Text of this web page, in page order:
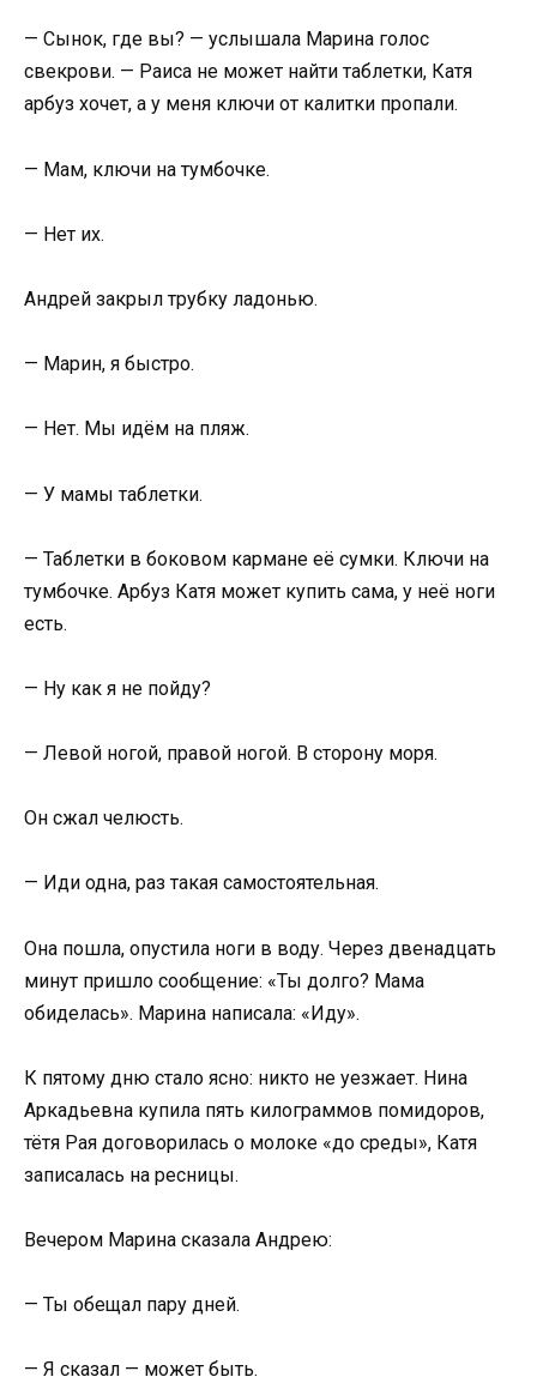
— Сынок, где вы? — услышала Марина голос
свекрови. — Раиса не может найти таблетки, Катя
арбуз хочет, а у меня ключи от калитки пропали.
— Мам, ключи на тумбочке.
— Нет их.
Андрей закрыл трубку ладонью.
— Марин, я быстро.
— Нет. Мы идём на пляж.
— У мамы таблетки.
— Таблетки в боковом кармане её сумки. Ключи на
тумбочке. Арбуз Катя может купить сама, у неё ноги
есть.
— Ну как я не пойду?
— Левой ногой, правой ногой. В сторону моря.
Он сжал челюсть.
— Иди одна, раз такая самостоятельная.
Она пошла, опустила ноги в воду. Через двенадцать
минут пришло сообщение: «Ты долго? Мама
обиделась». Марина написала: «Иду».
К пятому дню стало ясно: никто не уезжает. Нина
Аркадьевна купила пять килограммов помидоров,
тётя Рая договорилась о молоке «до среды», Катя
записалась на ресницы.
Вечером Марина сказала Андрею:
— Ты обещал пару дней.
— Я сказал — может быть.